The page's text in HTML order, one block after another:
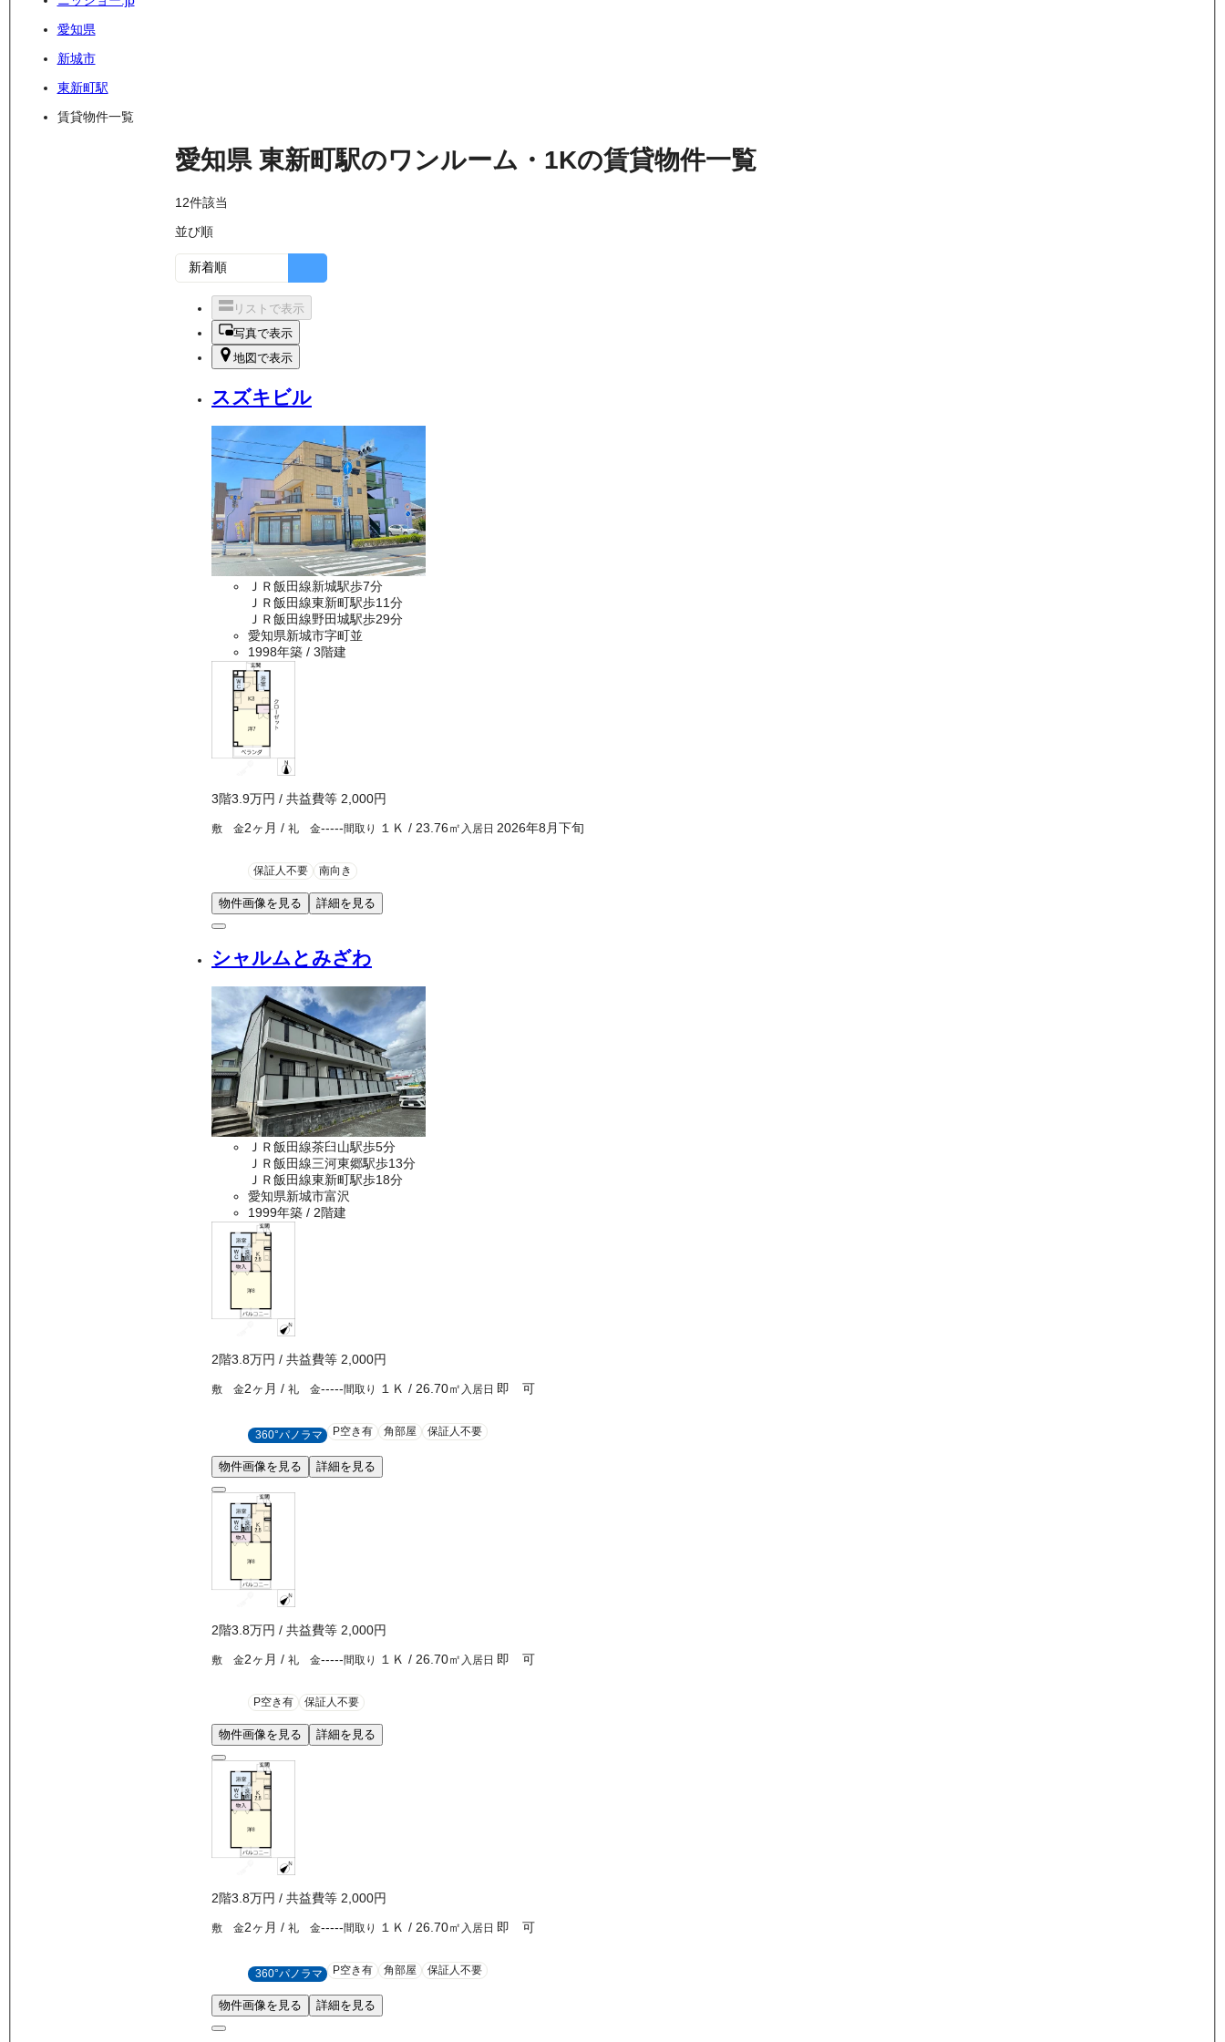
愛知県
新城市
東新町駅
賃貸物件一覧
愛知県 東新町駅のワンルーム・1Kの賃貸物件一覧
12件該当
並び順
リストで表示
写真で表示
地図で表示
スズキビル
ＪＲ飯田線新城駅歩7分
ＪＲ飯田線東新町駅歩11分
ＪＲ飯田線野田城駅歩29分
愛知県新城市字町並
1998年築 / 3階建
3階3.9万円 / 共益費等 2,000円
敷 金2ヶ月 / 礼 金-----間取り １Ｋ / 23.76㎡ 入居日 2026年8月下旬
保証人不要 南向き
物件画像を見る 詳細を見る
シャルムとみざわ
ＪＲ飯田線茶臼山駅歩5分
ＪＲ飯田線三河東郷駅歩13分
ＪＲ飯田線東新町駅歩18分
愛知県新城市富沢
1999年築 / 2階建
2階3.8万円 / 共益費等 2,000円
敷 金2ヶ月 / 礼 金-----間取り １Ｋ / 26.70㎡ 入居日 即 可
360°パノラマ P空き有 角部屋 保証人不要
物件画像を見る 詳細を見る
2階3.8万円 / 共益費等 2,000円
敷 金2ヶ月 / 礼 金-----間取り １Ｋ / 26.70㎡ 入居日 即 可
P空き有 保証人不要
物件画像を見る 詳細を見る
2階3.8万円 / 共益費等 2,000円
敷 金2ヶ月 / 礼 金-----間取り １Ｋ / 26.70㎡ 入居日 即 可
360°パノラマ P空き有 角部屋 保証人不要
物件画像を見る 詳細を見る